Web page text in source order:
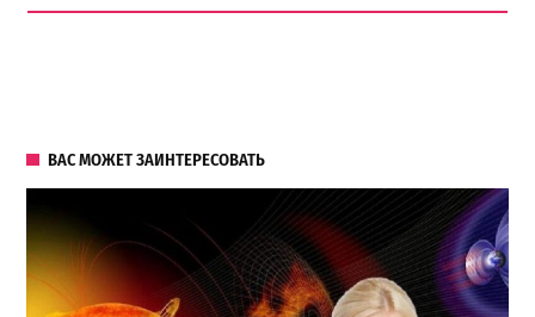
ВАС МОЖЕТ ЗАИНТЕРЕСОВАТЬ